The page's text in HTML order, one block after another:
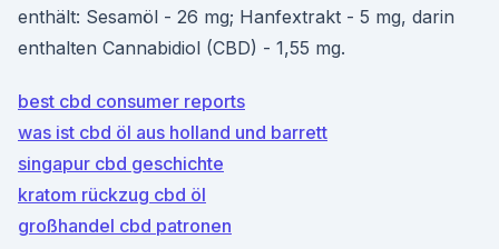
enthält: Sesamöl - 26 mg; Hanfextrakt - 5 mg, darin
enthalten Cannabidiol (CBD) - 1,55 mg.
best cbd consumer reports
was ist cbd öl aus holland und barrett
singapur cbd geschichte
kratom rückzug cbd öl
großhandel cbd patronen